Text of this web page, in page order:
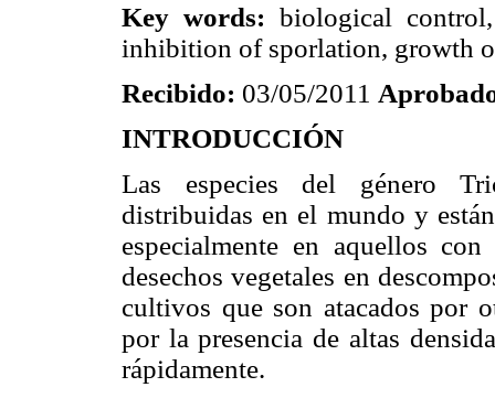
Key words: biological
inhibition of sporlation, growth
Recibido: 03/05/2011
INTRODUCCIÓN
Las especies del género
distribuidas en el mundo y
especialmente en aquellos
desechos vegetales en
cultivos que son atacados por
por la presencia de altas
rápidamente.